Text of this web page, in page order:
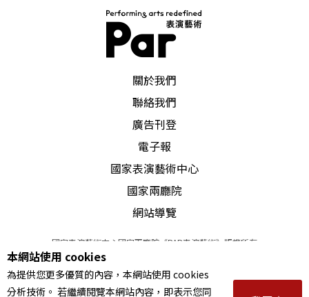
關於我們
聯絡我們
廣告刊登
電子報
國家表演藝術中心
國家兩廳院
網站導覽
國家表演藝術中心國家兩廳院《PAR表演藝術》版權所有
© 2022Performing arts redefined. All Rights Reserved
統一編號 Tax Id number 00973926
本站所提供相關演出資訊，如有異動應以主辦單位公告為準。
本網站使用 cookies
為提供您更多優質的內容，本網站使用 cookies
分析技術。 若繼續閱覽本網站內容，即表示您同